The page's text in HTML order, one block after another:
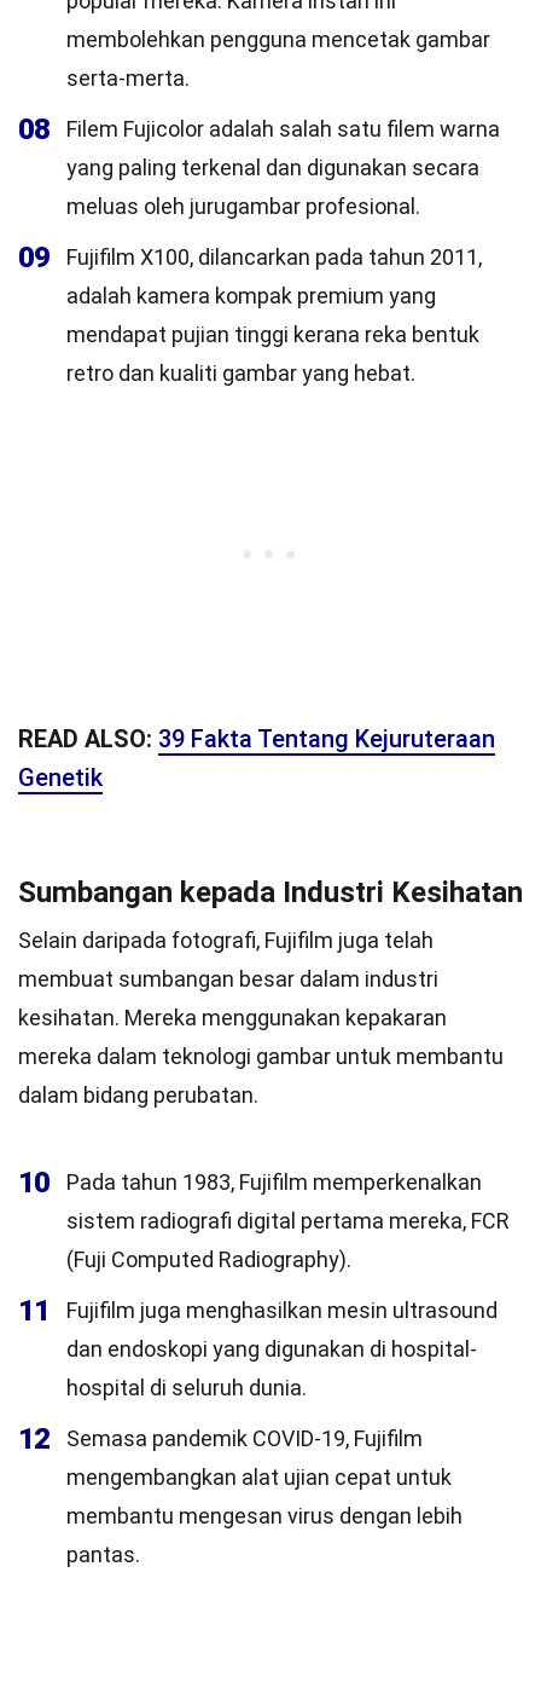
membolehkan pengguna mencetak gambar
serta-merta.
08
Filem Fujicolor adalah salah satu filem warna
yang paling terkenal dan digunakan secara
meluas oleh jurugambar profesional.
09
Fujifilm X100, dilancarkan pada tahun 2011,
adalah kamera kompak premium yang
mendapat pujian tinggi kerana reka bentuk
retro dan kualiti gambar yang hebat.
READ ALSO: 39 Fakta Tentang Kejuruteraan
Genetik
Sumbangan kepada Industri Kesihatan
Selain daripada fotografi, Fujifilm juga telah
membuat sumbangan besar dalam industri
kesihatan. Mereka menggunakan kepakaran
mereka dalam teknologi gambar untuk membantu
dalam bidang perubatan.
10
Pada tahun 1983, Fujifilm memperkenalkan
sistem radiografi digital pertama mereka, FCR
(Fuji Computed Radiography).
11
Fujifilm juga menghasilkan mesin ultrasound
dan endoskopi yang digunakan di hospital-
hospital di seluruh dunia.
12
Semasa pandemik COVID-19, Fujifilm
mengembangkan alat ujian cepat untuk
membantu mengesan virus dengan lebih
pantas.